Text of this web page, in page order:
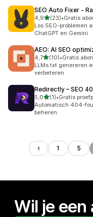
SEO Auto Fixer ‑
4,9van 5 sterren
(23)
23 recensies in totaal
•Gratis
Los SEO-problemen
ChatGPT en Gemini
AEO: AI SEO
4,7van 5 sterren
(10)
10 recensies in totaal
•Gratis
LLMs.txt genereren
verbeteren
Redirectly – SEO
5,0van 5 sterren
(1)
1 recensies in totaal
•Gratis
Automatisch 404-
beheren
1 5
Wil je een